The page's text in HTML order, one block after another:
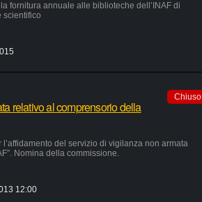
fornitura annuale alle biblioteche dell’INAF di
scientifico
Chiuso
relativo al comprensorio della
del servizio di vigilanza non armata
Nomina della commissione.
12:00